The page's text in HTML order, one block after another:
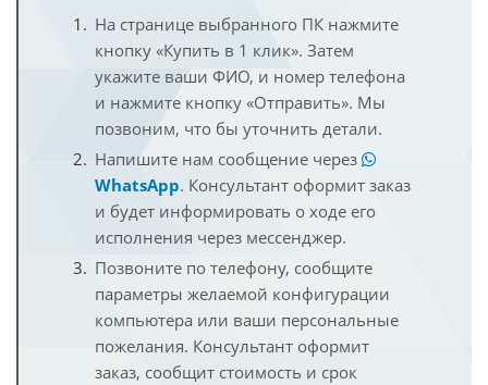
На странице выбранного ПК нажмите
кнопку «Купить в 1 клик». Затем
укажите ваши ФИО, и номер телефона
и нажмите кнопку «Отправить». Мы
позвоним, что бы уточнить детали.
Напишите нам сообщение через
WhatsApp. Консультант оформит заказ
и будет информировать о ходе его
исполнения через мессенджер.
Позвоните по телефону, сообщите
параметры желаемой конфигурации
компьютера или ваши персональные
пожелания. Консультант оформит
заказ, сообщит стоимость и срок